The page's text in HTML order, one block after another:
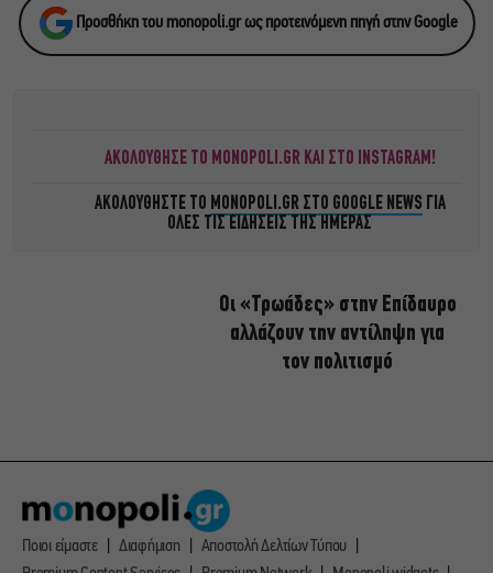
Προσθήκη του monopoli.gr ως προτεινόμενη πηγή στην Google
ΑΚΟΛΟΥΘΗΣΕ ΤΟ MONOPOLI.GR ΚΑΙ ΣΤΟ INSTAGRAM!
ΑΚΟΛΟΥΘΗΣΤΕ ΤΟ MONOPOLI.GR ΣΤΟ GOOGLE NEWS ΓΙΑ
ΟΛΕΣ ΤΙΣ ΕΙΔΗΣΕΙΣ ΤΗΣ ΗΜΕΡΑΣ
Οι «Τρωάδες» στην Επίδαυρο
αλλάζουν την αντίληψη για
τον πολιτισμό
Ποιοι είμαστε Διαφήμιση
Αποστολή Δελτίων Τύπου